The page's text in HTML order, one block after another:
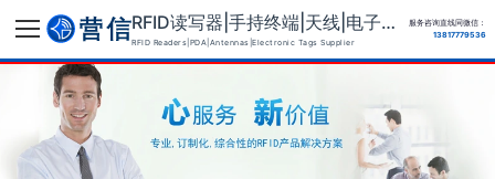
RFID读写器|手持终端|天线|电子标签供应商
RFID Readers|PDA|Antennas|Electronic Tags Supplier
服务咨询直线同微信：
13817779536